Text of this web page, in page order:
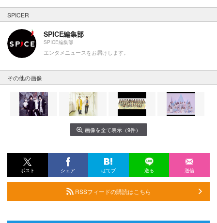
SPICER
SPICE編集部
SPICE編集部
エンタメニュースをお届けします。
その他の画像
画像を全て表示（9件）
ポスト シェア はてブ 送る 送信
RSSフィードの購読はこちら